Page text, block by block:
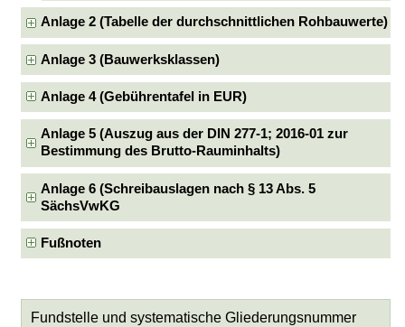
Anlage 2 (Tabelle der durchschnittlichen Rohbauwerte)
Anlage 3 (Bauwerksklassen)
Anlage 4 (Gebührentafel in EUR)
Anlage 5 (Auszug aus der DIN 277-1; 2016-01 zur
Bestimmung des Brutto-Rauminhalts)
Anlage 6 (Schreibauslagen nach § 13 Abs. 5
SächsVwKG
Fußnoten
Fundstelle und systematische Gliederungsnummer